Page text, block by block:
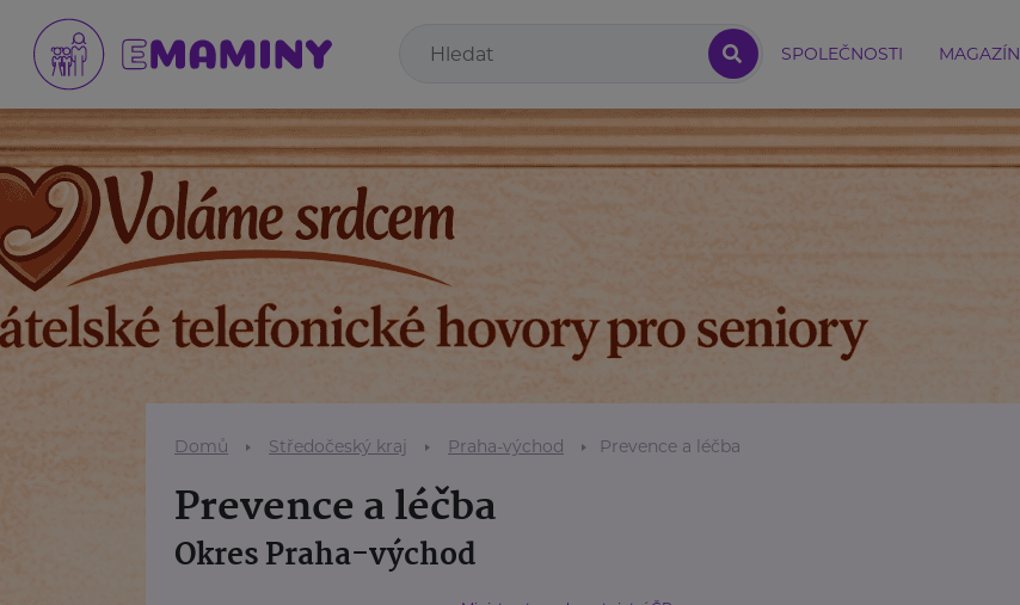
SPOLEČNOSTI MAGAZÍN
Domů Středočeský kraj Praha-východ Prevence a léčba
Prevence a léčba
Okres Praha-východ